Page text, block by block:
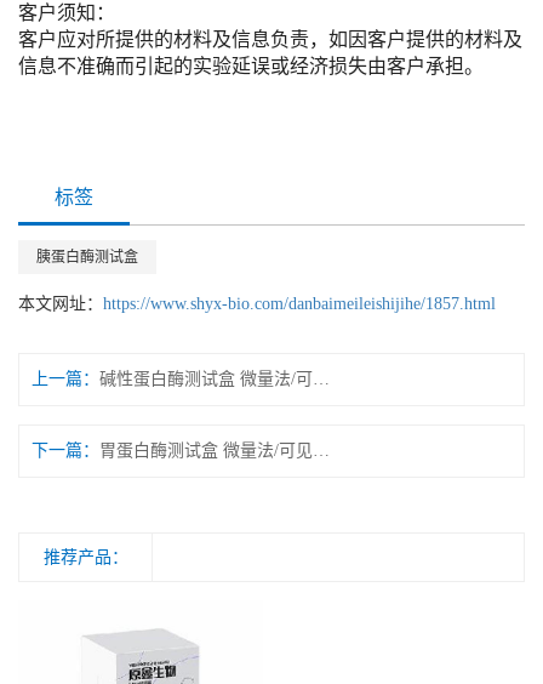
客户须知：
客户应对所提供的材料及信息负责，如因客户提供的材料及
信息不准确而引起的实验延误或经济损失由客户承担。
标签
胰蛋白酶测试盒
本文网址： https://www.shyx-bio.com/danbaimeileishijihe/1857.html
上一篇：
下一篇：
推荐产品：